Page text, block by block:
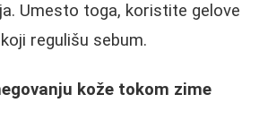
Umesto toga, koristite gelove
regulišu sebum.
kože tokom zime